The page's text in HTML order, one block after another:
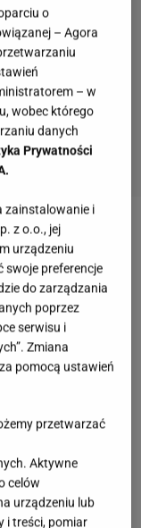
filmikiem
pojawiła
jako
w serialu
Mroza
kinowych i
za rolę
rolę jednej z
o
– Agora
– w
wobec którego
danych
Prywatności
zainstalowanie i
z o.o., jej
urządzeniu
swoje preferencje
do zarządzania
poprzez
serwisu i
Zmiana
pomocą ustawień
przetwarzać
Aktywne
celów
urządzeniu lub
i treści, pomiar